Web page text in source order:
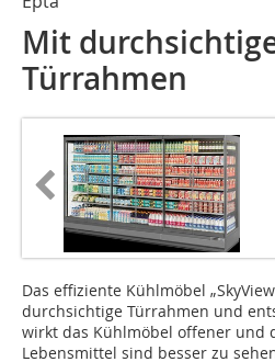
Mit
Türrahmen
Das effiziente Kühlmöbel
durchsichtige Türrahmen und
wirkt das Kühlmöbel offener und
Lebensmittel sind besser zu